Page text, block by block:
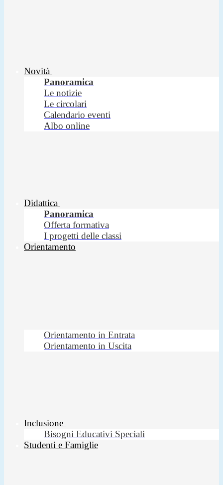
Novità
Panoramica
Le notizie
Le circolari
Calendario eventi
Albo online
Didattica
Panoramica
Offerta formativa
I progetti delle classi
Orientamento
Orientamento in Entrata
Orientamento in Uscita
Inclusione
Bisogni Educativi Speciali
Studenti e Famiglie